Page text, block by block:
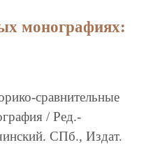
монографиях:
сравнительные
/ Ред.-
СПб., Издат.